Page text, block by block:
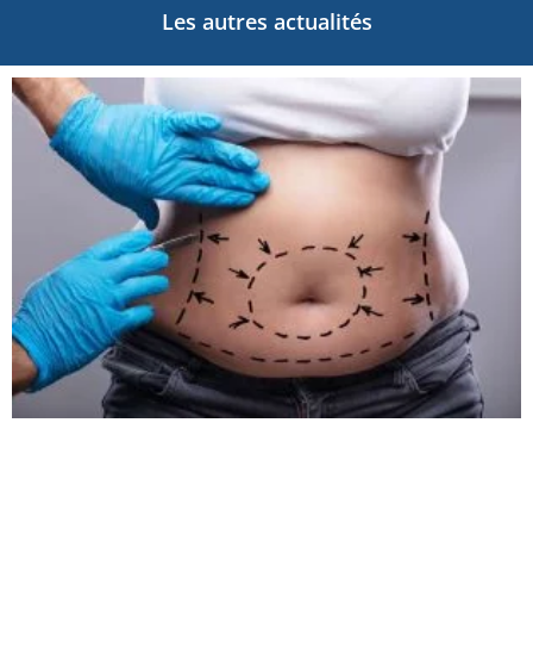
Les autres actualités